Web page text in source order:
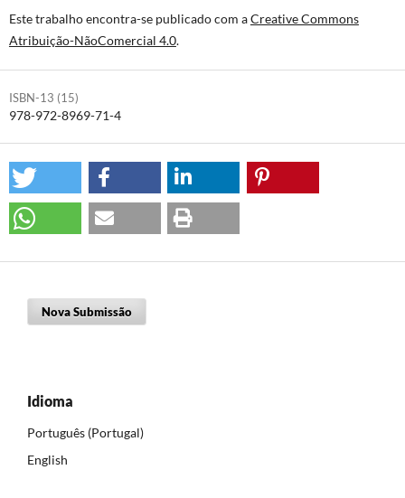
Este trabalho encontra-se publicado com aCreative Commons
Atribuição-NãoComercial 4.0.
ISBN-13 (15)
978-972-8969-71-4
Nova Submissão
Idioma
Português (Portugal)
English